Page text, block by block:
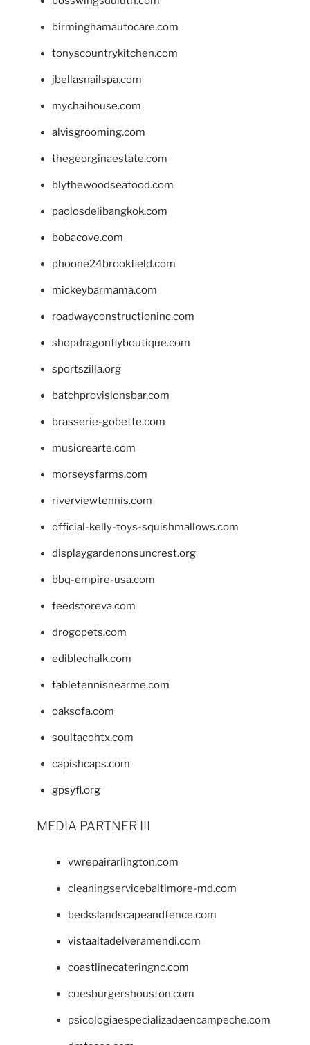
birminghamautocare.com
tonyscountrykitchen.com
jbellasnailspa.com
mychaihouse.com
alvisgrooming.com
thegeorginaestate.com
blythewoodseafood.com
paolosdelibangkok.com
bobacove.com
phoone24brookfield.com
mickeybarmama.com
roadwayconstructioninc.com
shopdragonflyboutique.com
sportszilla.org
batchprovisionsbar.com
brasserie-gobette.com
musicrearte.com
morseysfarms.com
riverviewtennis.com
official-kelly-toys-squishmallows.com
displaygardenonsuncrest.org
bbq-empire-usa.com
feedstoreva.com
drogopets.com
ediblechalk.com
tabletennisnearme.com
oaksofa.com
soultacohtx.com
capishcaps.com
gpsyfl.org
MEDIA PARTNER III
vwrepairarlington.com
cleaningservicebaltimore-md.com
beckslandscapeandfence.com
vistaaltadelveramendi.com
coastlinecateringnc.com
cuesburgershouston.com
psicologiaespecializadaencampeche.com